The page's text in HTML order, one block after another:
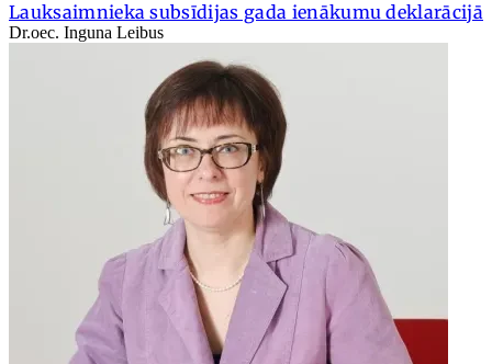
Lauksaimnieka subsīdijas gada ienākumu deklarācijā
Dr.oec. Inguna Leibus